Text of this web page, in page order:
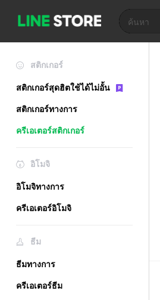
สติกเกอร์
สติกเกอร์สุดฮิตใช้ได้ไม่อั้น
สติกเกอร์ทางการ
ครีเอเตอร์สติกเกอร์
อิโมจิ
อิโมจิทางการ
ครีเอเตอร์อิโมจิ
ธีม
ธีมทางการ
ครีเอเตอร์ธีม